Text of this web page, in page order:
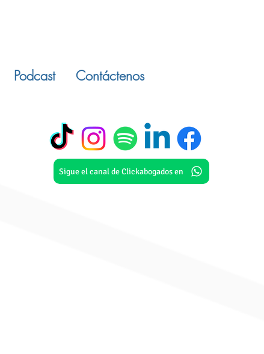
Podcast Contáctenos
Sigue el canal de Clickabogados en